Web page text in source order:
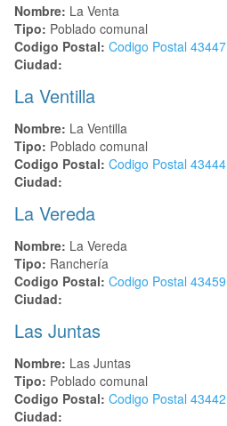
Nombre: La Venta
Tipo: Poblado comunal
Codigo Postal: Codigo Postal 43447
Ciudad:
La Ventilla
Nombre: La Ventilla
Tipo: Poblado comunal
Codigo Postal: Codigo Postal 43444
Ciudad:
La Vereda
Nombre: La Vereda
Tipo: Ranchería
Codigo Postal: Codigo Postal 43459
Ciudad:
Las Juntas
Nombre: Las Juntas
Tipo: Poblado comunal
Codigo Postal: Codigo Postal 43442
Ciudad: